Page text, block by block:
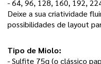
Deixe a sua criatividade
possibilidades de layout
Tipo de Miolo:
- Sulfite 75g (o clássico